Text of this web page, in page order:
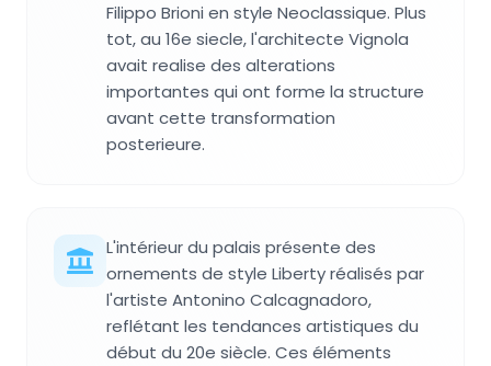
Filippo Brioni en style Neoclassique. Plus
tot, au 16e siecle, l'architecte Vignola
avait realise des alterations
importantes qui ont forme la structure
avant cette transformation
posterieure.
L'intérieur du palais présente des
ornements de style Liberty réalisés par
l'artiste Antonino Calcagnadoro,
reflétant les tendances artistiques du
début du 20e siècle. Ces éléments